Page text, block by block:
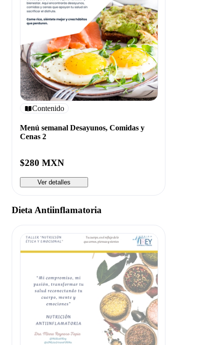
Contenido
Menú semanal Desayunos, Comidas y
Cenas 2
$280 MXN
Ver detalles
Dieta Antiinflamatoria